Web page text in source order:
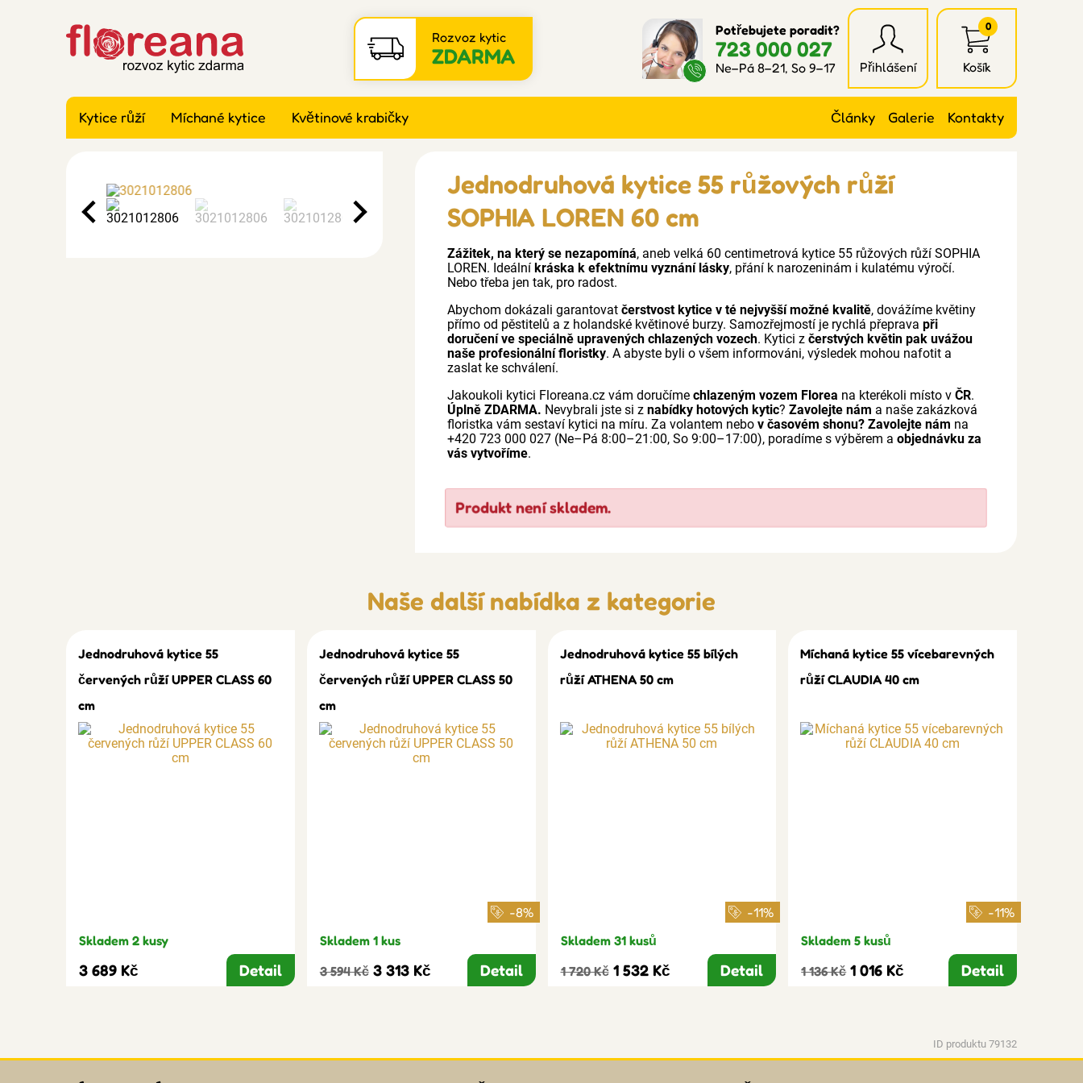
Rozvoz kytic
ZDARMA
Potřebujete poradit?
723 000 027
Ne–Pá 8–21, So 9–17 Přihlášení
0
Košík
Kytice růží Míchané kytice Květinové krabičky Články Galerie Kontakty
Jednodruhová kytice 55 růžových růží
SOPHIA LOREN 60 cm
Zážitek, na který se nezapomíná, aneb velká 60 centimetrová kytice 55 růžových růží SOPHIA
LOREN. Ideálníkráska k efektnímu vyznání lásky, přání k narozeninám i kulatému výročí.
Nebo třeba jen tak, pro radost.
Abychom dokázali garantovatčerstvost kytice v té nejvyšší možné kvalitě, dovážíme květiny
přímo od pěstitelů a z holandské květinové burzy. Samozřejmostí je rychlá přepravapři
doručení ve speciálně upravených chlazených vozech. Kytici zčerstvých květin pak uvážou
naše profesionální floristky. A abyste byli o všem informováni, výsledek mohou nafotit a
zaslat ke schválení.
Jakoukoli kytici Floreana.cz vám doručímechlazeným vozem Florea na kterékoli místo vČR.
Úplně ZDARMA. Nevybrali jste si znabídky hotových kytic?Zavolejte nám a naše zakázková
floristka vám sestaví kytici na míru. Za volantem nebov časovém shonu? Zavolejte nám na
+420 723 000 027 (Ne–Pá 8:00–21:00, So 9:00–17:00), poradíme s výběrem aobjednávku za
vás vytvoříme.
Produkt není skladem.
Naše další nabídka z kategorie
Jednodruhová kytice 55
červených růží UPPER CLASS 60
cm
Skladem 2 kusy
3 689 Kč Detail
Jednodruhová kytice 55
červených růží UPPER CLASS 50
cm
-8%
Skladem 1 kus
3 594 Kč 3 313 Kč Detail
Jednodruhová kytice 55 bílých
růží ATHENA 50 cm
-11%
Skladem 31 kusů
1 720 Kč 1 532 Kč Detail
Míchaná kytice 55 vícebarevných
růží CLAUDIA 40 cm
-11%
Skladem 5 kusů
1 136 Kč 1 016 Kč Detail
ID produktu 79132